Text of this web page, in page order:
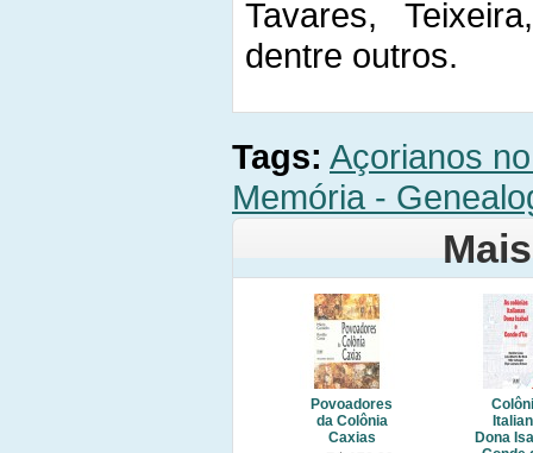
Tavares,
dentre outros.
Tags: Açorianos
Memória -
Povoadores
da Colônia
Caxias
Dona